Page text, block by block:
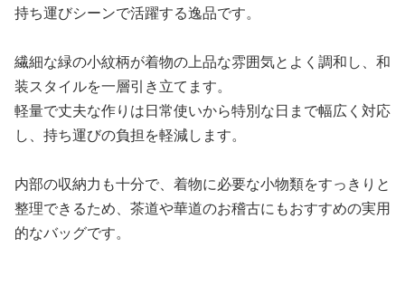
持ち運びシーンで活躍する逸品です。
繊細な緑の小紋柄が着物の上品な雰囲気とよく調和し、和
装スタイルを一層引き立てます。
軽量で丈夫な作りは日常使いから特別な日まで幅広く対応
し、持ち運びの負担を軽減します。
内部の収納力も十分で、着物に必要な小物類をすっきりと
整理できるため、茶道や華道のお稽古にもおすすめの実用
的なバッグです。